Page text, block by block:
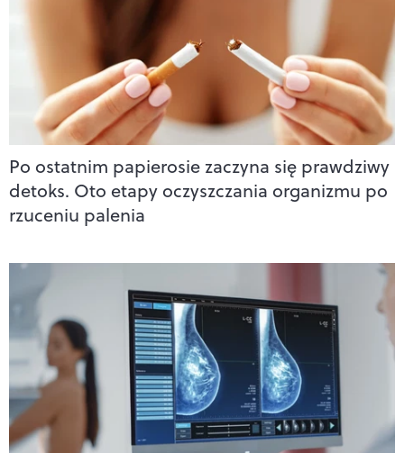
Po ostatnim papierosie zaczyna się prawdziwy
detoks. Oto etapy oczyszczania organizmu po
rzuceniu palenia